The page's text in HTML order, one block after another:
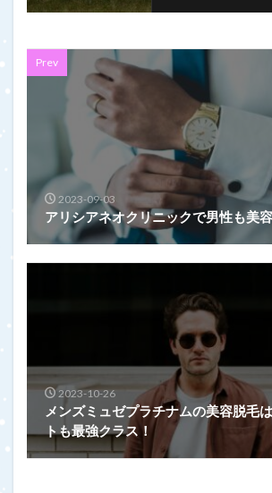
Prev
2023-09-03
アリシアネオクリニックで男性も美
2023-10-26
メンズミュゼプラチナムの美容脱毛
トも最強クラス！